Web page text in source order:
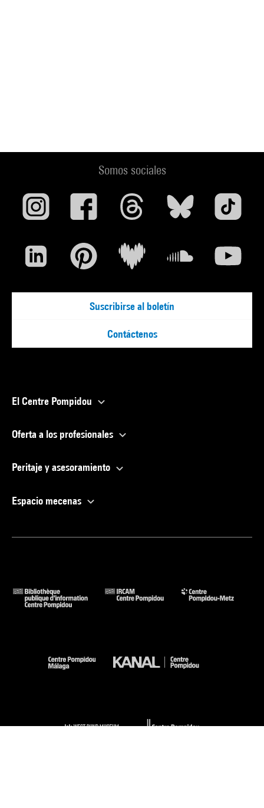
Somos sociales
Suscribirse al boletín
Contáctenos
El Centre Pompidou
Oferta a los profesionales
Peritaje y asesoramiento
Espacio mecenas